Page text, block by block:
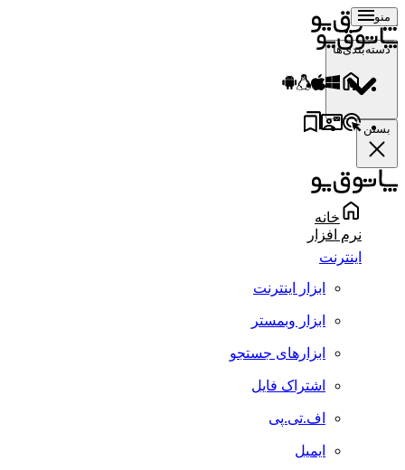
منو
دسته‌بندی‌ها
بستن
خانه
نرم افزار
اینترنت
ابزار اینترنت
ابزار وبمستر
ابزارهای جستجو
اشتراک فایل
اف.تی.پی
ایمیل